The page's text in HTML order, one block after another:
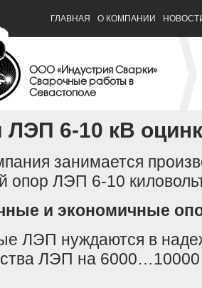
ГЛАВНАЯ О КОМПАНИИ
ООО «Индустрия Сварки»
Сварочные работы в
Севастополе
6-10 кВ
занимается
опор ЛЭП 6-10
и экономичные
ЛЭП нуждаются в
ЛЭП на